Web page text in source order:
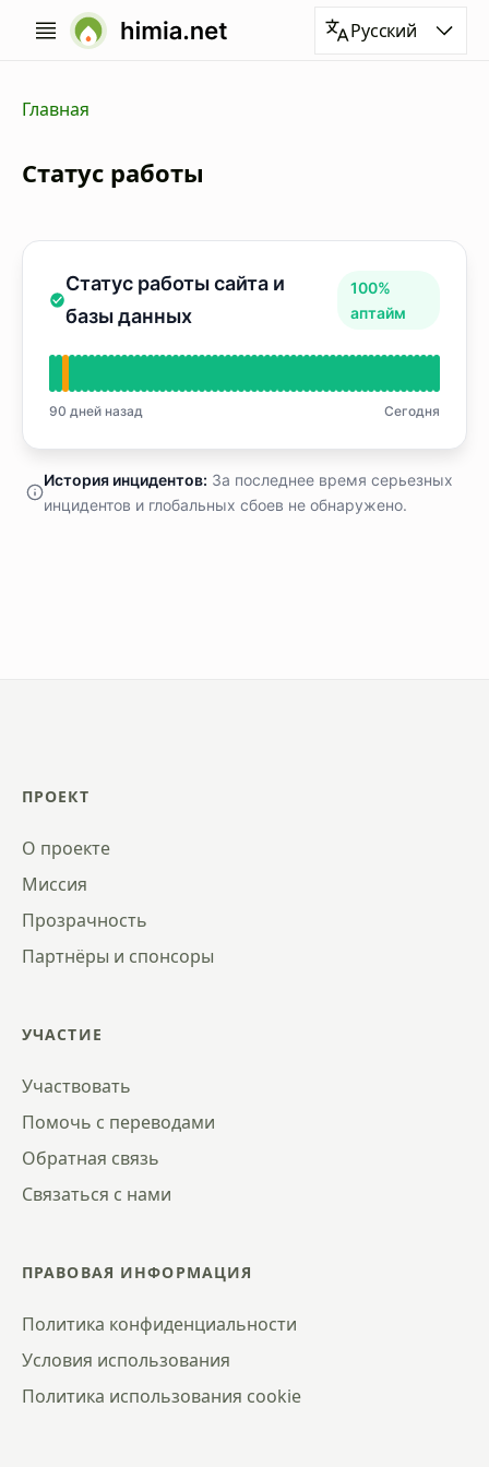
Русский
Главная
Статус работы
Статус работы сайта и
базы данных
100%
аптайм
90 дней назад Сегодня
История инцидентов: За последнее время серьезных
инцидентов и глобальных сбоев не обнаружено.
ПРОЕКТ
О проекте
Миссия
Прозрачность
Партнёры и спонсоры
УЧАСТИЕ
Участвовать
Помочь с переводами
Обратная связь
Связаться с нами
ПРАВОВАЯ ИНФОРМАЦИЯ
Политика конфиденциальности
Условия использования
Политика использования cookie